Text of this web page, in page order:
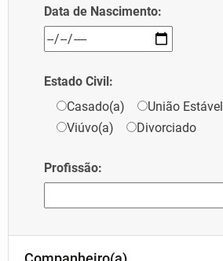
Data de Nascimento:
Estado Civil:
Casado(a)
União Estável
Viúvo(a)
Divorciado
Profissão: